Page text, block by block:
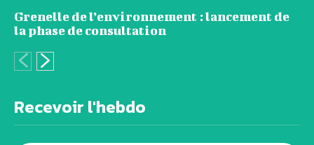
Grenelle de l’environnement : lancement de
la phase de consultation
Recevoir l'hebdo